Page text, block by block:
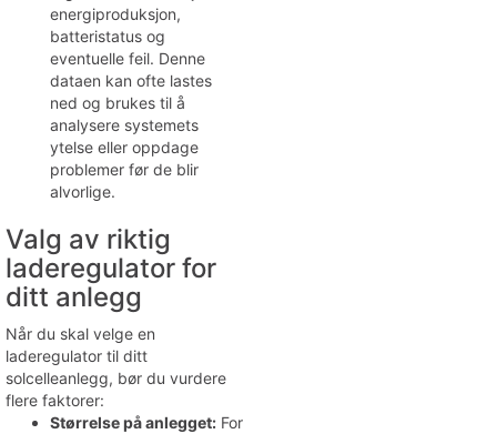
energiproduksjon,
batteristatus og
eventuelle feil. Denne
dataen kan ofte lastes
ned og brukes til å
analysere systemets
ytelse eller oppdage
problemer før de blir
alvorlige.
Valg av riktig
laderegulator for
ditt anlegg
Når du skal velge en
laderegulator til ditt
solcelleanlegg, bør du vurdere
flere faktorer:
Størrelse på anlegget: For